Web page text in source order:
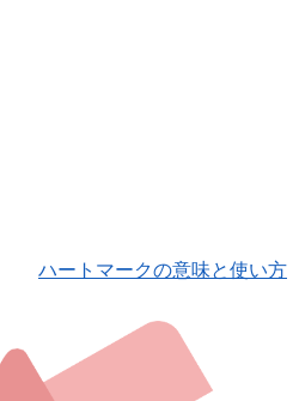
ハートマークの意味と使い方